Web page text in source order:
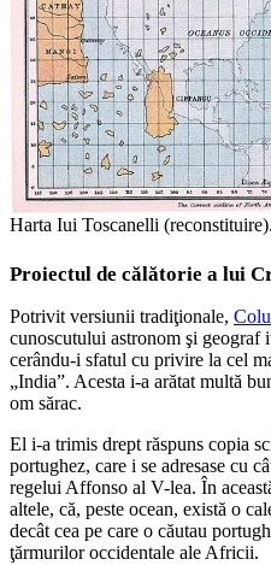
Harta Iui Toscanelli (reconstituire).
Proiectul de călătorie a lui
Potrivit versiunii tradiţionale,
cunoscutului astronom şi geograf
cerându-i sfatul cu privire la cel
„India”. Acesta i-a arătat multă
om sărac.
El i-a trimis drept răspuns copia
portughez, care i se adresase cu
regelui Affonso al V-lea. În
altele, că, peste ocean, există o
decât cea pe care o căutau
ţărmurilor occidentale ale Africii.